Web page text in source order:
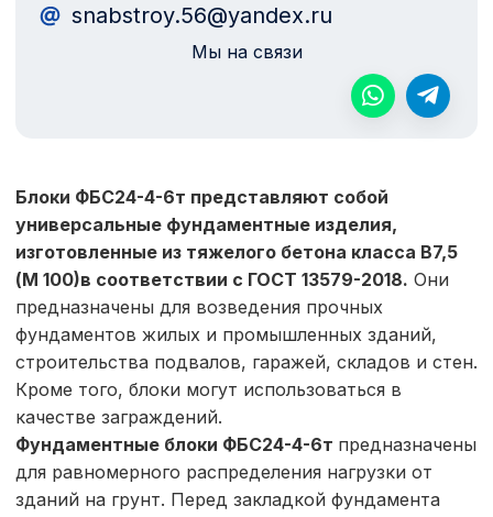
snabstroy.56@yandex.ru
Мы на связи
Блоки ФБС24-4-6т представляют собой
универсальные фундаментные изделия,
изготовленные из тяжелого бетона класса В7,5
(М 100)в соответствии с ГОСТ 13579-2018. Они
предназначены для возведения прочных
фундаментов жилых и промышленных зданий,
строительства подвалов, гаражей, складов и стен.
Кроме того, блоки могут использоваться в
качестве заграждений.
Фундаментные блоки ФБС24-4-6т предназначены
для равномерного распределения нагрузки от
зданий на грунт. Перед закладкой фундамента